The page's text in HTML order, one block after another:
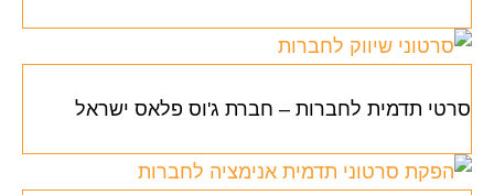
סרטי תדמית לחברות – חברת ג'וס פלאס ישראל